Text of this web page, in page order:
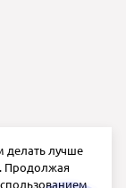
делать лучше
Продолжая